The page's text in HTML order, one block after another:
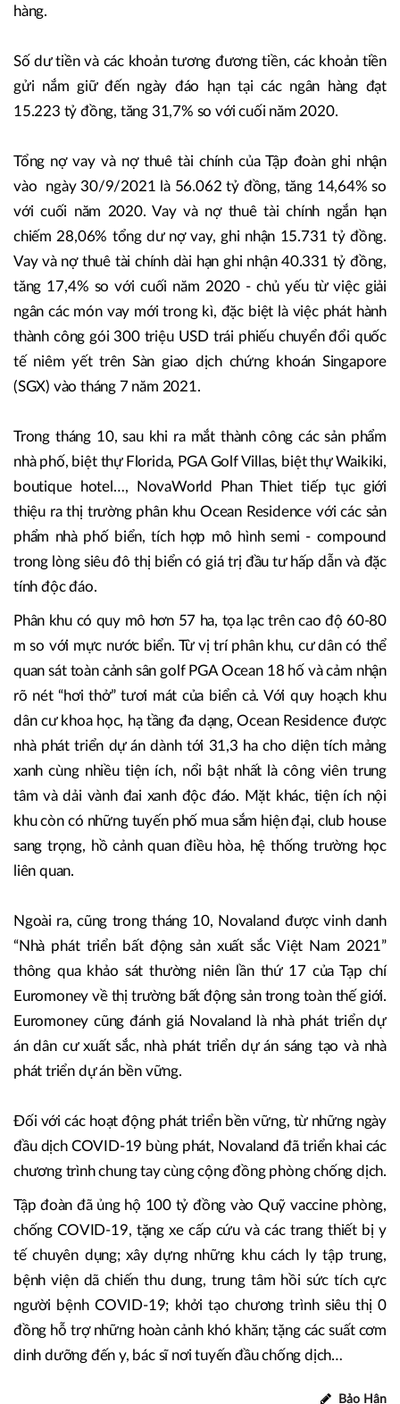
hàng.
Số dư tiền và các khoản tương đương tiền, các khoản tiền
gửi nắm giữ đến ngày đáo hạn tại các ngân hàng đạt
15.223 tỷ đồng, tăng 31,7% so với cuối năm 2020.
Tổng nợ vay và nợ thuê tài chính của Tập đoàn ghi nhận
vào ngày 30/9/2021 là 56.062 tỷ đồng, tăng 14,64% so
với cuối năm 2020. Vay và nợ thuê tài chính ngắn hạn
chiếm 28,06% tổng dư nợ vay, ghi nhận 15.731 tỷ đồng.
Vay và nợ thuê tài chính dài hạn ghi nhận 40.331 tỷ đồng,
tăng 17,4% so với cuối năm 2020 - chủ yếu từ việc giải
ngân các món vay mới trong kì, đặc biệt là việc phát hành
thành công gói 300 triệu USD trái phiếu chuyển đổi quốc
tế niêm yết trên Sàn giao dịch chứng khoán Singapore
(SGX) vào tháng 7 năm 2021.
Trong tháng 10, sau khi ra mắt thành công các sản phẩm
nhà phố, biệt thự Florida, PGA Golf Villas, biệt thự Waikiki,
boutique hotel…, NovaWorld Phan Thiet tiếp tục giới
thiệu ra thị trường phân khu Ocean Residence với các sản
phẩm nhà phố biển, tích hợp mô hình semi - compound
trong lòng siêu đô thị biển có giá trị đầu tư hấp dẫn và đặc
tính độc đáo.
Phân khu có quy mô hơn 57 ha, tọa lạc trên cao độ 60-80
m so với mực nước biển. Từ vị trí phân khu, cư dân có thể
quan sát toàn cảnh sân golf PGA Ocean 18 hố và cảm nhận
rõ nét “hơi thở” tươi mát của biển cả. Với quy hoạch khu
dân cư khoa học, hạ tầng đa dạng, Ocean Residence được
nhà phát triển dự án dành tới 31,3 ha cho diện tích mảng
xanh cùng nhiều tiện ích, nổi bật nhất là công viên trung
tâm và dải vành đai xanh độc đáo. Mặt khác, tiện ích nội
khu còn có những tuyến phố mua sắm hiện đại, club house
sang trọng, hồ cảnh quan điều hòa, hệ thống trường học
liên quan.
Ngoài ra, cũng trong tháng 10, Novaland được vinh danh
“Nhà phát triển bất động sản xuất sắc Việt Nam 2021”
thông qua khảo sát thường niên lần thứ 17 của Tạp chí
Euromoney về thị trường bất động sản trong toàn thế giới.
Euromoney cũng đánh giá Novaland là nhà phát triển dự
án dân cư xuất sắc, nhà phát triển dự án sáng tạo và nhà
phát triển dự án bền vững.
Đối với các hoạt động phát triển bền vững, từ những ngày
đầu dịch COVID-19 bùng phát, Novaland đã triển khai các
chương trình chung tay cùng cộng đồng phòng chống dịch.
Tập đoàn đã ủng hộ 100 tỷ đồng vào Quỹ vaccine phòng,
chống COVID-19, tặng xe cấp cứu và các trang thiết bị y
tế chuyên dụng; xây dựng những khu cách ly tập trung,
bệnh viện dã chiến thu dung, trung tâm hồi sức tích cực
người bệnh COVID-19; khởi tạo chương trình siêu thị 0
đồng hỗ trợ những hoàn cảnh khó khăn; tặng các suất cơm
dinh dưỡng đến y, bác sĩ nơi tuyến đầu chống dịch…
Bảo Hân